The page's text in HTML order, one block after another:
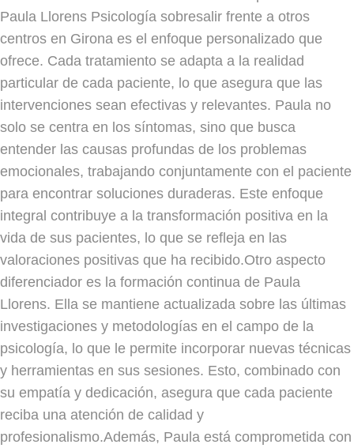
Paula Llorens Psicología sobresalir frente a otros
centros en Girona es el enfoque personalizado que
ofrece. Cada tratamiento se adapta a la realidad
particular de cada paciente, lo que asegura que las
intervenciones sean efectivas y relevantes. Paula no
solo se centra en los síntomas, sino que busca
entender las causas profundas de los problemas
emocionales, trabajando conjuntamente con el paciente
para encontrar soluciones duraderas. Este enfoque
integral contribuye a la transformación positiva en la
vida de sus pacientes, lo que se refleja en las
valoraciones positivas que ha recibido.Otro aspecto
diferenciador es la formación continua de Paula
Llorens. Ella se mantiene actualizada sobre las últimas
investigaciones y metodologías en el campo de la
psicología, lo que le permite incorporar nuevas técnicas
y herramientas en sus sesiones. Esto, combinado con
su empatía y dedicación, asegura que cada paciente
reciba una atención de calidad y
profesionalismo.Además, Paula está comprometida con